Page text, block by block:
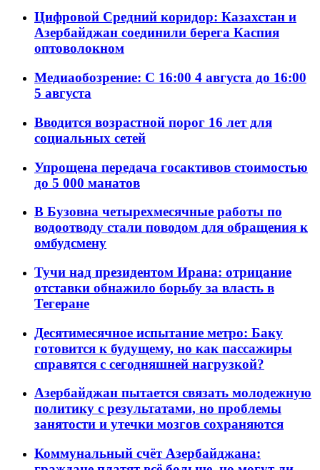
Цифровой Средний коридор: Казахстан и
Азербайджан соединили берега Каспия
оптоволокном
Медиаобозрение: С 16:00 4 августа до 16:00
5 августа
Вводится возрастной порог 16 лет для
социальных сетей
Упрощена передача госактивов стоимостью
до 5 000 манатов
В Бузовна четырехмесячные работы по
водоотводу стали поводом для обращения к
омбудсмену
Тучи над президентом Ирана: отрицание
отставки обнажило борьбу за власть в
Тегеране
Десятимесячное испытание метро: Баку
готовится к будущему, но как пассажиры
справятся с сегодняшней нагрузкой?
Азербайджан пытается связать молодежную
политику с результатами, но проблемы
занятости и утечки мозгов сохраняются
Коммунальный счёт Азербайджана: